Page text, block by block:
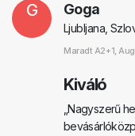
G Goga
Ljubljana,
Maradt A2+1,
Kiváló
„Nagyszerű